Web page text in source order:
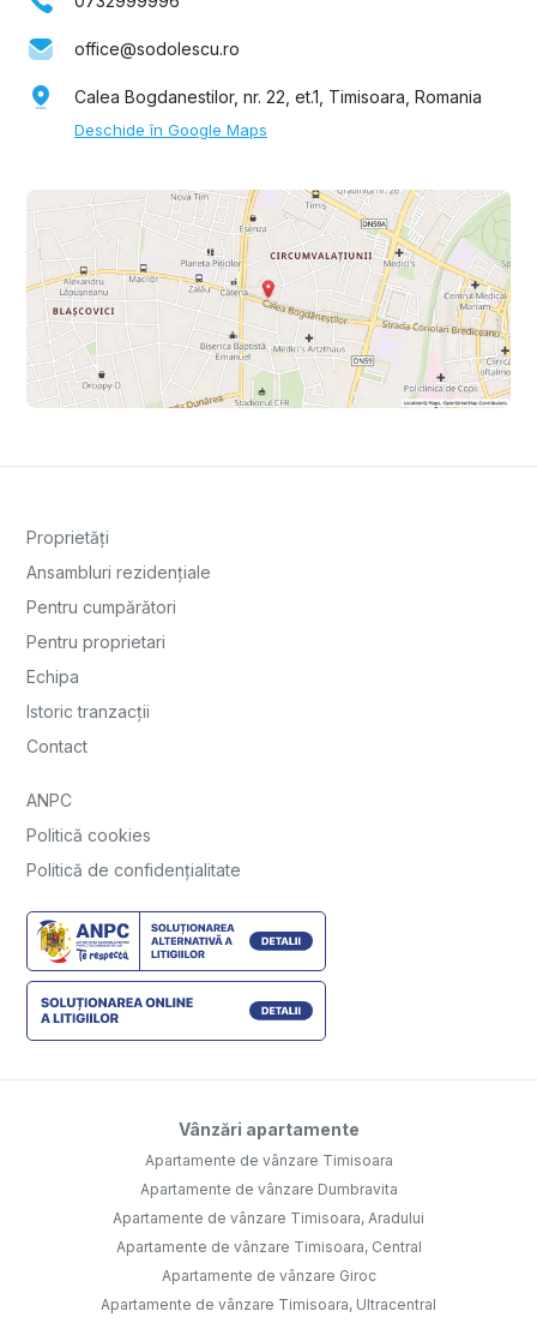
office@sodolescu.ro
Calea Bogdanestilor, nr. 22, et.1, Timisoara, Romania
Deschide în Google Maps
Proprietăți
Ansambluri rezidențiale
Pentru cumpărători
Pentru proprietari
Echipa
Istoric tranzacții
Contact
ANPC
Politică cookies
Politică de confidențialitate
Vânzări apartamente
Apartamente de vânzare Timisoara
Apartamente de vânzare Dumbravita
Apartamente de vânzare Timisoara, Aradului
Apartamente de vânzare Timisoara, Central
Apartamente de vânzare Giroc
Apartamente de vânzare Timisoara, Ultracentral